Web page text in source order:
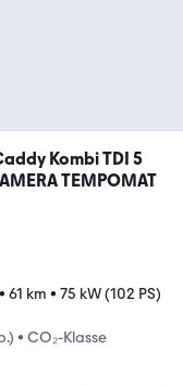
Kombi TDI 5
TEMPOMAT
• 61 km • 75 kW (102 PS)
• CO₂-Klasse